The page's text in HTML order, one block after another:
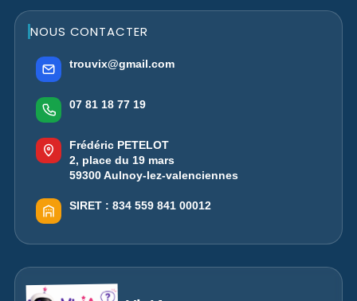
NOUS CONTACTER
trouvix@gmail.com
07 81 18 77 19
Frédéric PETELOT
2, place du 19 mars
59300 Aulnoy-lez-valenciennes
SIRET : 834 559 841 00012